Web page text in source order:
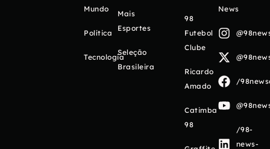
Mundo
Política
Tecnologia
Mais
Esportes
Seleção
Brasileira
98
Futebol
Clube
Ricardo
Amado
Catimba
98
News
/
/98-
news-